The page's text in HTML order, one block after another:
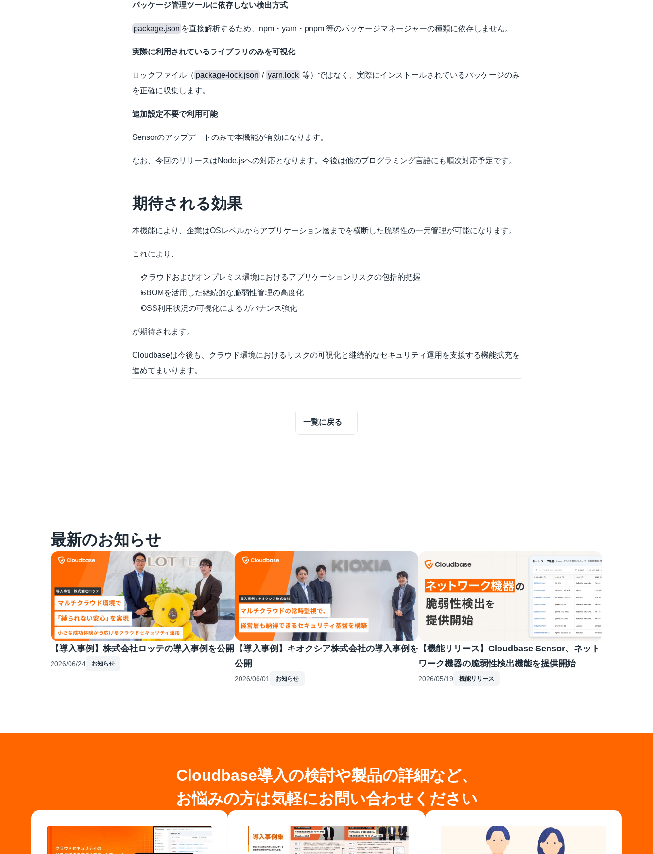
パッケージ管理ツールに依存しない検出方式
package.json を直接解析するため、npm・yarn・pnpm 等のパッケージマネージャーの種類に依存しません。
実際に利用されているライブラリのみを可視化
ロックファイル（ package-lock.json / yarn.lock 等）ではなく、実際にインストールされているパッケージのみ
を正確に収集します。
追加設定不要で利用可能
Sensorのアップデートのみで本機能が有効になります。
なお、今回のリリースはNode.jsへの対応となります。今後は他のプログラミング言語にも順次対応予定です。
期待される効果
本機能により、企業はOSレベルからアプリケーション層までを横断した脆弱性の一元管理が可能になります。
これにより、
クラウドおよびオンプレミス環境におけるアプリケーションリスクの包括的把握
SBOMを活用した継続的な脆弱性管理の高度化
OSS利用状況の可視化によるガバナンス強化
が期待されます。
Cloudbaseは今後も、クラウド環境におけるリスクの可視化と継続的なセキュリティ運用を支援する機能拡充を
進めてまいります。
一覧に戻る
最新のお知らせ
【導入事例】株式会社ロッテの導入事例を公開
2026/06/24 お知らせ
【導入事例】キオクシア株式会社の導入事例を
公開
2026/06/01 お知らせ
【機能リリース】Cloudbase Sensor、ネット
ワーク機器の脆弱性検出機能を提供開始
2026/05/19 機能リリース
Cloudbase導入の検討や製品の詳細など、
お悩みの方は気軽にお問い合わせください